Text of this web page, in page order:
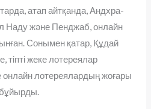
атап айтқанда, Андхра-
Наду және Пенджаб, онлайн
Сонымен қатар, Құдай
жеке лотереялар
лотереялардың жоғары